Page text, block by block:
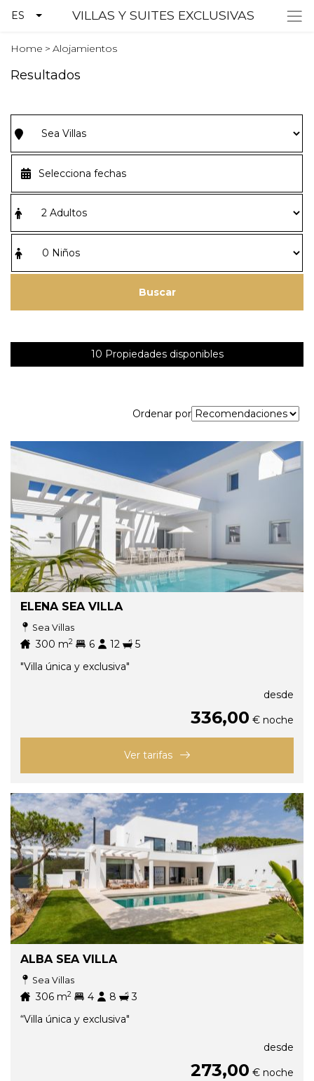
VILLAS Y SUITES EXCLUSIVAS
ES
Home > Alojamientos
Resultados
Buscar
10 Propiedades disponibles
Ordenar por
ELENA SEA VILLA
Sea Villas
300 m2 6 12
5
"Villa única y exclusiva"
desde
336,00 € noche
Ver tarifas
ALBA SEA VILLA
Sea Villas
306 m2 4 8
3
“Villa única y exclusiva"
desde
273,00 € noche